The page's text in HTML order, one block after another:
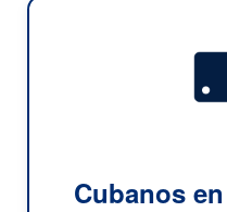
Cubanos